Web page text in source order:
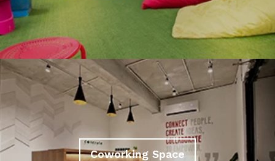
Coworking Space